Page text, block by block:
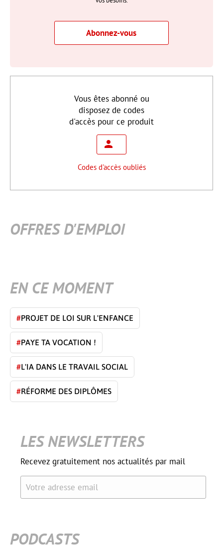
Abonnez-vous
Vous êtes abonné ou
disposez de codes
d'accès pour ce produit
Codes d'accès oubliés
OFFRES D'EMPLOI
EN CE MOMENT
#PROJET DE LOI SUR L'ENFANCE
#PAYE TA VOCATION !
#L'IA DANS LE TRAVAIL SOCIAL
#RÉFORME DES DIPLÔMES
LES NEWSLETTERS
Recevez gratuitement nos actualités par mail
Votre adresse email
PODCASTS